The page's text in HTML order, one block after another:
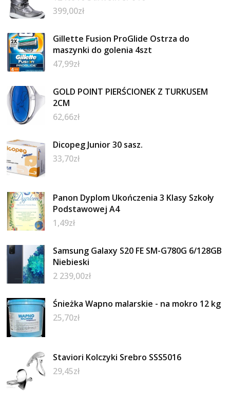
399,00zł
Gillette Fusion ProGlide Ostrza do
maszynki do golenia 4szt
47,99zł
GOLD POINT PIERŚCIONEK Z TURKUSEM
2CM
62,66zł
Dicopeg Junior 30 sasz.
33,70zł
Panon Dyplom Ukończenia 3 Klasy Szkoły
Podstawowej A4
1,49zł
Samsung Galaxy S20 FE SM-G780G 6/128GB
Niebieski
2 239,00zł
Śnieżka Wapno malarskie - na mokro 12 kg
25,70zł
Staviori Kolczyki Srebro SSS5016
29,45zł